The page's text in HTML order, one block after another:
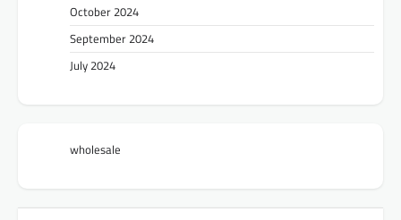
October 2024
September 2024
July 2024
wholesale